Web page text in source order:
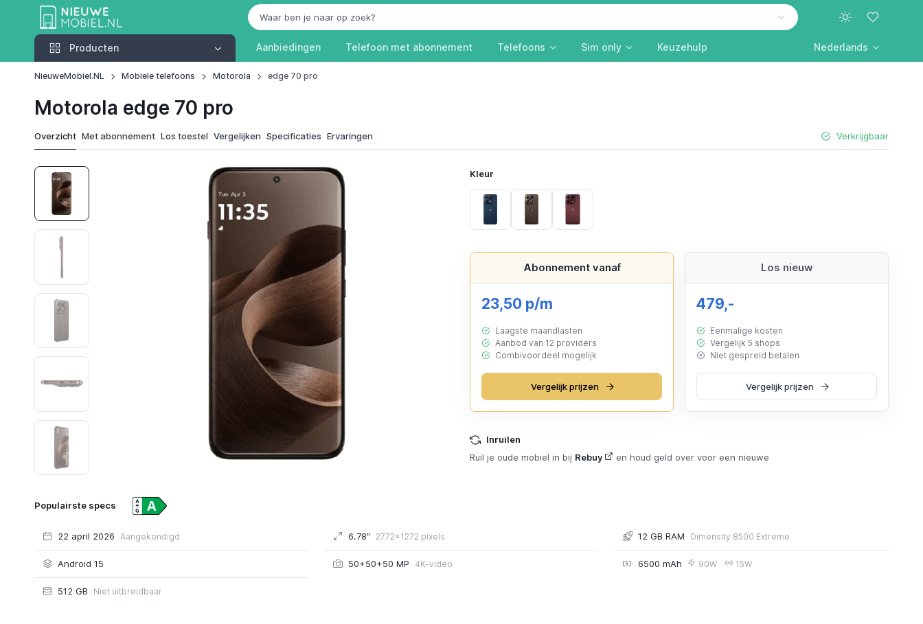
Producten
Producten Aanbiedingen Telefoon met abonnement Telefoons Sim only Keuzehulp Nederlands
NieuweMobiel.NL Mobiele telefoons Motorola edge 70 pro
Motorola edge 70 pro
Overzicht Met abonnement Los toestel Vergelijken Specificaties Ervaringen Verkrijgbaar
Kleur
Blau Braun Rot
Abonnement vanaf
23,50 p/m
Laagste maandlasten
Aanbod van 12 providers
Combivoordeel mogelijk
Vergelijk prijzen
Los nieuw
479,-
Eenmalige kosten
Vergelijk 5 shops
Niet gespreid betalen
Vergelijk prijzen
Inruilen
Ruil je oude mobiel in bij Rebuy en houd geld over voor een nieuwe
Populairste specs
22 april 2026 Aangekondigd
Android 15
512 GB Niet uitbreidbaar
6.78" 2772x1272 pixels
50+50+50 MP 4K-video
12 GB RAM Dimensity 8500 Extreme
6500 mAh 90W 15W